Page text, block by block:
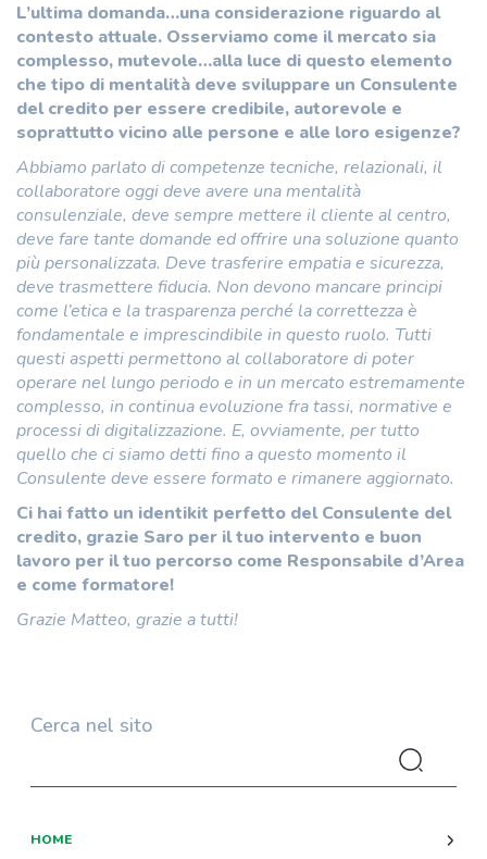
L’ultima domanda…una considerazione riguardo al
contesto attuale. Osserviamo come il mercato sia
complesso, mutevole…alla luce di questo elemento
che tipo di mentalità deve sviluppare un Consulente
del credito per essere credibile, autorevole e
soprattutto vicino alle persone e alle loro esigenze?
Abbiamo parlato di competenze tecniche, relazionali, il
collaboratore oggi deve avere una mentalità
consulenziale, deve sempre mettere il cliente al centro,
deve fare tante domande ed offrire una soluzione quanto
più personalizzata. Deve trasferire empatia e sicurezza,
deve trasmettere fiducia. Non devono mancare principi
come l’etica e la trasparenza perché la correttezza è
fondamentale e imprescindibile in questo ruolo. Tutti
questi aspetti permettono al collaboratore di poter
operare nel lungo periodo e in un mercato estremamente
complesso, in continua evoluzione fra tassi, normative e
processi di digitalizzazione. E, ovviamente, per tutto
quello che ci siamo detti fino a questo momento il
Consulente deve essere formato e rimanere aggiornato.
Ci hai fatto un identikit perfetto del Consulente del
credito, grazie Saro per il tuo intervento e buon
lavoro per il tuo percorso come Responsabile d’Area
e come formatore!
Grazie Matteo, grazie a tutti!
Cerca nel sito
HOME